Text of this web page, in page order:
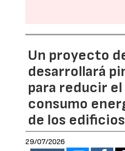
Un proyecto
desarrollará
para reducir el
consumo
de los edificios
29/07/2026